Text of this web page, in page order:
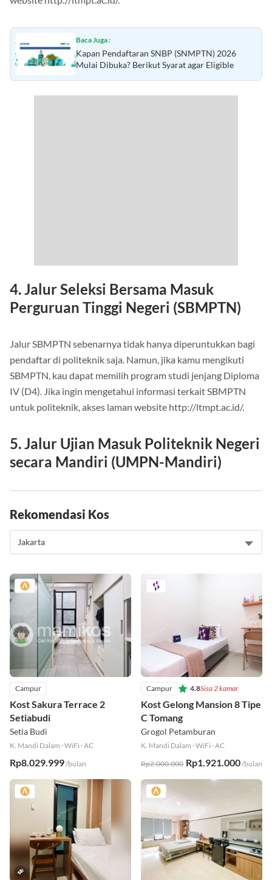
Baca Juga :
Kapan Pendaftaran SNBP (SNMPTN) 2026
Mulai Dibuka? Berikut Syarat agar Eligible
4. Jalur Seleksi Bersama Masuk
Perguruan Tinggi Negeri (SBMPTN)
Jalur SBMPTN sebenarnya tidak hanya diperuntukkan bagi
pendaftar di politeknik saja. Namun, jika kamu mengikuti
SBMPTN, kau dapat memilih program studi jenjang Diploma
IV (D4). Jika ingin mengetahui informasi terkait SBMPTN
untuk politeknik, akses laman website http://ltmpt.ac.id/.
5. Jalur Ujian Masuk Politeknik Negeri
secara Mandiri (UMPN-Mandiri)
Rekomendasi Kos
Campur
Kost Sakura Terrace 2
Setiabudi
Setia Budi
K. Mandi Dalam ·WiFi ·AC
Rp8.029.999/bulan
Campur 4.8Sisa 2 kamar
Kost Gelong Mansion 8 Tipe
C Tomang
Grogol Petamburan
K. Mandi Dalam ·WiFi ·AC
Rp2.000.000 Rp1.921.000/bulan